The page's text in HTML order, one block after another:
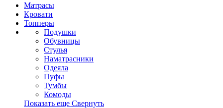
Матрасы
Кровати
Топперы
Подушки
Обувницы
Стулья
Наматрасники
Одеяла
Пуфы
Тумбы
Комоды
Показать еще Свернуть